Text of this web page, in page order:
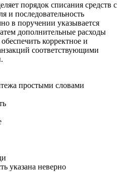
порядок списания средств с
и последовательность
в поручении указывается
дополнительные расходы
корректное и
соответствующими
простыми словами
указана неверно